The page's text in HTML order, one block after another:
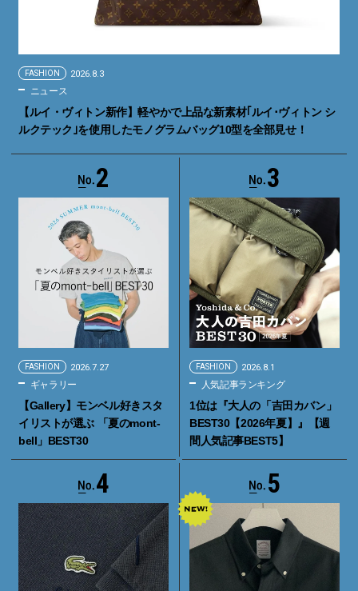
FASHION 2026.8.3
ニュース
【ルイ・ヴィトン新作】軽やかで上品な新素材｢ルイ･ヴィトン シ
ルクテック｣を使用したモノグラムバッグ10型を全部見せ！
2
FASHION 2026.7.27
ギャラリー
【Gallery】モンベル好きスタ
イリストが選ぶ 「夏のmont-
bell」BEST30
3
FASHION 2026.8.1
人気記事ランキング
1位は『大人の「吉田カバン」
BEST30【2026年夏】』【週
間人気記事BEST5】
4 5